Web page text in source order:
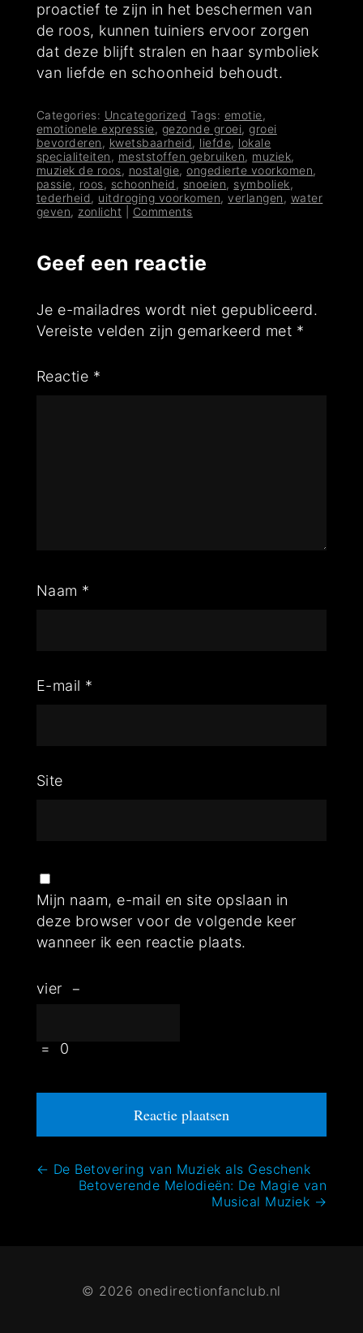
proactief te zijn in het beschermen van
de roos, kunnen tuiniers ervoor zorgen
dat deze blijft stralen en haar symboliek
van liefde en schoonheid behoudt.
Categories: Uncategorized Tags: emotie,
emotionele expressie, gezonde groei,groei
bevorderen , kwetsbaarheid, liefde, lokale
specialiteiten , meststoffen gebruiken, muziek,
muziek de roos, nostalgie,ongedierte voorkomen,
passie, roos, schoonheid , snoeien, symboliek,
tederheid, uitdroging voorkomen,verlangen , water
geven, zonlicht Comments
Geef een reactie
Je e-mailadres wordt niet gepubliceerd.
Vereiste velden zijn gemarkeerd met *
Reactie *
Naam *
E-mail *
Site
Mijn naam, e-mail en site opslaan in
deze browser voor de volgende keer
wanneer ik een reactie plaats.
vier −
= 0
Bericht
← De Betovering van Muziek als Geschenk
Betoverende Melodieën: De Magie van
Musical Muziek →
© 2026 onedirectionfanclub.nl